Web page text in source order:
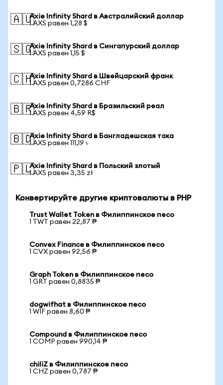
🇦🇺Axie Infinity Shard в Австралийский доллар
1 AXS равен 1,28 $
🇸🇬Axie Infinity Shard в Сингапурский доллар
1 AXS равен 1,15 $
🇨🇭Axie Infinity Shard в Швейцарский франк
1 AXS равен 0,7286 CHF
🇧🇷Axie Infinity Shard в Бразильский реал
1 AXS равен 4,59 R$
🇧🇩Axie Infinity Shard в Бангладешская така
1 AXS равен 111,19 ৳
🇵🇱Axie Infinity Shard в Польский злотый
1 AXS равен 3,35 zł
Конвертируйте другие криптовалюты в PHP
Trust Wallet Token в Филиппинское песо
1 TWT равен 22,87 ₱
Convex Finance в Филиппинское песо
1 CVX равен 92,56 ₱
Graph Token в Филиппинское песо
1 GRT равен 0,8835 ₱
dogwifhat в Филиппинское песо
1 WIF равен 8,60 ₱
Compound в Филиппинское песо
1 COMP равен 990,14 ₱
chiliZ в Филиппинское песо
1 CHZ равен 0,787 ₱